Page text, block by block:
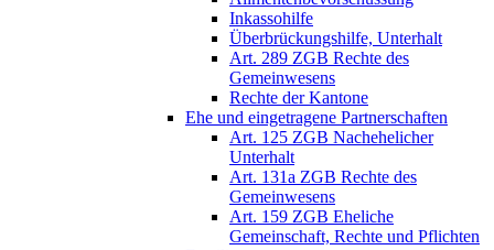
Inkassohilfe
Überbrückungshilfe, Unterhalt
Art. 289 ZGB Rechte des
Gemeinwesens
Rechte der Kantone
Ehe und eingetragene Partnerschaften
Art. 125 ZGB Nachehelicher
Unterhalt
Art. 131a ZGB Rechte des
Gemeinwesens
Art. 159 ZGB Eheliche
Gemeinschaft, Rechte und Pflichten